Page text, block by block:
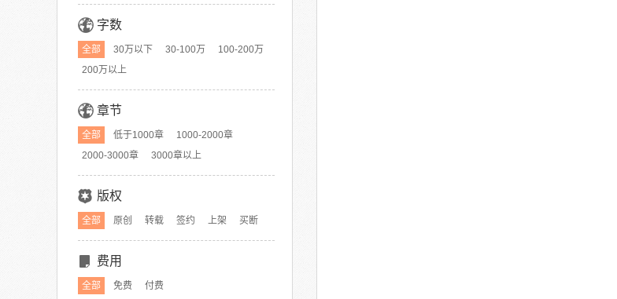
字数
全部 30万以下 30-100万
100-200万
200万以上
章节
全部 低于1000章
1000-2000章
2000-3000章
3000章以上
版权
全部 原创 转载 签约 上架 买断
费用
全部 免费 付费